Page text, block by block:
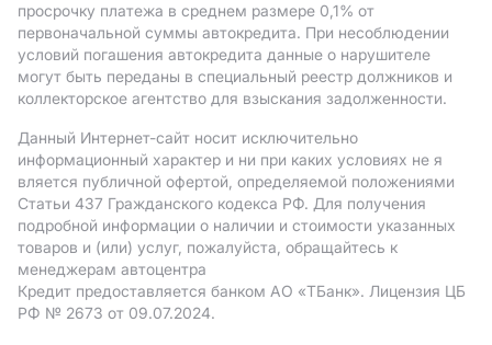
просрочку платежа в среднем размере 0,1% от
первоначальной суммы автокредита. При несоблюдении
условий погашения автокредита данные о нарушителе
могут быть переданы в специальный реестр должников и
коллекторское агентство для взыскания задолженности.
Данный Интернет-сайт носит исключительно
информационный характер и ни при каких условиях не я
вляется публичной офертой, определяемой положениями
Статьи 437 Гражданского кодекса РФ. Для получения
подробной информации о наличии и стоимости указанных
товаров и (или) услуг, пожалуйста, обращайтесь к
менеджерам автоцентра
Кредит предоставляется банком АO «ТБанк». Лицензия ЦБ
РФ № 2673 от 09.07.2024.